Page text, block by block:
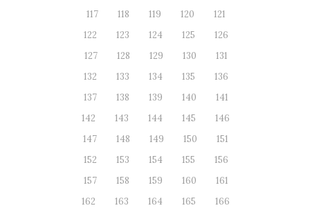
117
118 119 120
121
122
123 124 125
126
127
128 129 130
131
132
133 134 135
136
137
138 139 140
141
142
143 144 145
146
147
148 149 150
151
152
153 154 155
156
157
158 159 160
161
162
163 164 165
166